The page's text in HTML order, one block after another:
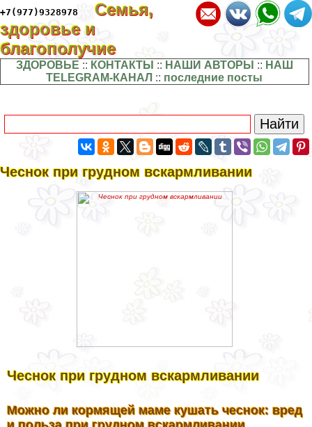
+7(977)9328978
Семья,
здоровье и
благополучие
ЗДОРОВЬЕ :: КОНТАКТЫ :: НАШИ АВТОРЫ :: НАШ
TELEGRAM-КАНАЛ :: последние посты
Чеснок при грудном вскармливании
Чеснок при грудном вскармливании
Можно ли кормящей маме кушать чеснок: вред